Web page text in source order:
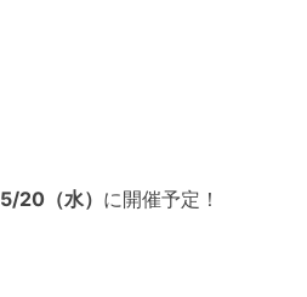
5/20（水） に開催予定！